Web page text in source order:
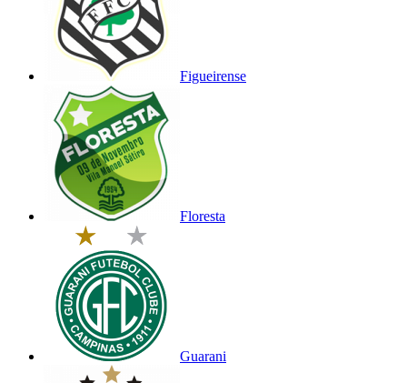
Figueirense
Floresta
Guarani